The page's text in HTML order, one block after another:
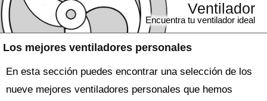
Los mejores ventiladores personales
Ventilador
Encuentra tu ventilador ideal
En esta sección puedes encontrar una selección de los
nueve mejores ventiladores personales que hemos